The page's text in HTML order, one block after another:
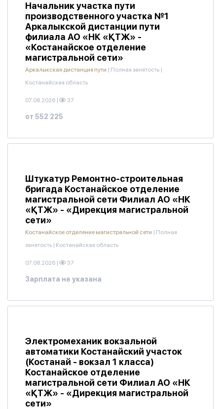
Начальник участка пути
производственного участка №1
Аркалыкской дистанции пути
филиала АО «НК «ҚТЖ» -
«Костанайское отделение
магистральной сети»
Аркалыкская дистанция пути | Полная занятость |
Костанайская область
07.08.2026 | 37
от 552 225
Штукатур Ремонтно-строительная
бригада Костанайское отделение
магистральной сети Филиал АО «НК
«ҚТЖ» - «Дирекция магистральной
сети»
Костанайское отделение магистральной сети | Полная
занятость | Костанайская область
07.08.2026 | 37
Зарплата не указана
Электромеханик вокзальной
автоматики Костанайский участок
(Костанай - вокзал 1 класса)
Костанайское отделение
магистральной сети Филиал АО «НК
«ҚТЖ» - «Дирекция магистральной
сети»